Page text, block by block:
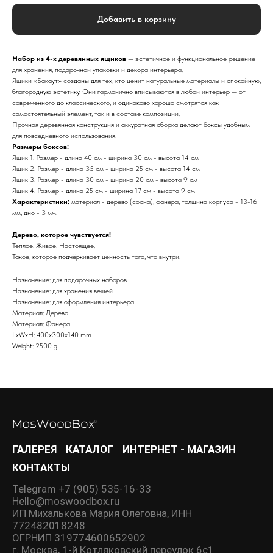
Добавить в корзину
Набор из 4-х деревянных ящиков — эстетичное и функциональное решение
для хранения, подарочной упаковки и декора интерьера.
Ящики «Бакаут» созданы для тех, кто ценит натуральные материалы и спокойную,
благородную эстетику. Они гармонично вписываются в любой интерьер — от
современного до классического, и одинаково хорошо смотрятся как
самостоятельный элемент, так и в составе композиции.
Прочная деревянная конструкция и аккуратная сборка делают боксы удобным
для повседневного использования.
Размеры боксов:
Ящик 1. Размер - длина 40 см - ширина 30 см - высота 14 см
Ящик 2. Размер - длина 35 см - ширина 25 см - высота 14 см
Ящик 3. Размер - длина 30 см - ширина 20 см - высота 9 см
Ящик 4. Размер - длина 25 см - ширина 17 см - высота 9 см
Характеристики: материал - дерево (сосна), фанера, толщина корпуса - 13-16
мм, дно - 3 мм.
Дерево, которое чувствуется!
Тёплое. Живое. Настоящее.
Такое, которое подчёркивает ценность того, что внутри.
Назначение: для подарочных наборов
Назначение: для хранения вещей
Назначение: для оформления интерьера
Материал: Дерево
Материал: Фанера
LxWxH: 400x300x140 mm
Weight: 2500 g
ГАЛЕРЕЯ КАТАЛОГ
ИНТЕРНЕТ - МАГАЗИН
КОНТАКТЫ
Telegram +7 (905) 535-16-33
Hello@moswoodbox.ru
ИП Михалькова Мария Олеговна, ИНН
772482018248
ОГРНИП 319774600652902
г. Москва, 1-й Котляковский переулок 6с1